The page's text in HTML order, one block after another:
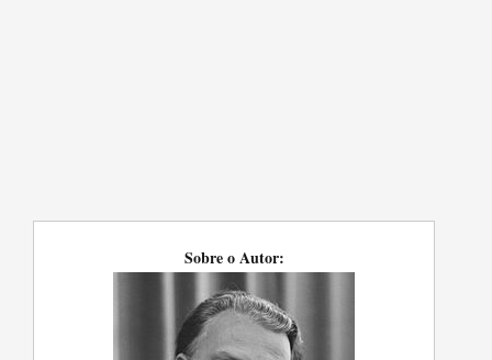
Sobre o Autor: